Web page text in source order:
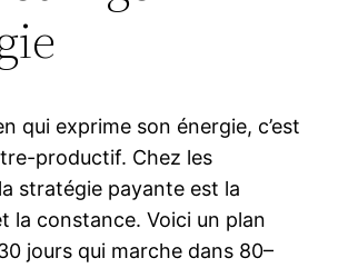
qui exprime son énergie, c’est
productif. Chez les
stratégie payante est la
la constance. Voici un plan
jours qui marche dans 80–